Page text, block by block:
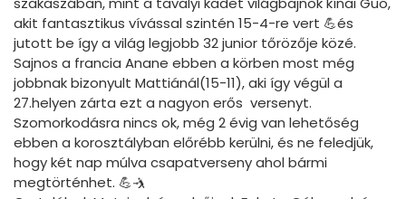
akit fantasztikus vívással szintén 15-4-re vert 💪és
jutott be így a világ legjobb 32 junior tőrözője közé.
Sajnos a francia Anane ebben a körben most még
jobbnak bizonyult Mattiánál(15-11), aki így végül a
27.helyen zárta ezt a nagyon erős versenyt.
Szomorkodásra nincs ok, még 2 évig van lehetőség
ebben a korosztályban előrébb kerülni, és ne feledjük,
hogy két nap múlva csapatverseny ahol bármi
megtörténhet. 💪🤺